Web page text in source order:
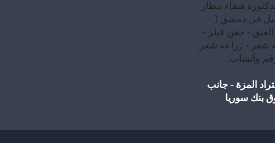
هيفاء بيطار
في دمشق (
- حقن فيلر -
شعر - زراعة شعر
وآتساب:
المزة - جانب
بنك سوريا